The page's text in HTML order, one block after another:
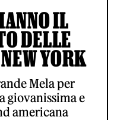
IL
DELLE
YORK
Mela per
giovanissima e
americana